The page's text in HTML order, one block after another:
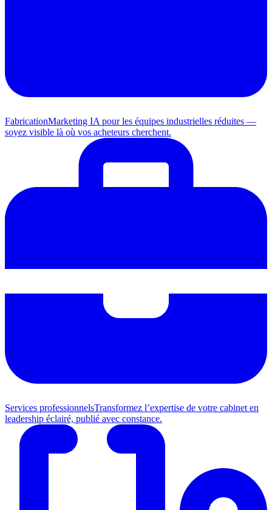
FabricationMarketing IA pour les équipes industrielles réduites —
soyez visible là où vos acheteurs cherchent.
Services professionnelsTransformez l’expertise de votre cabinet en
leadership éclairé, publié avec constance.